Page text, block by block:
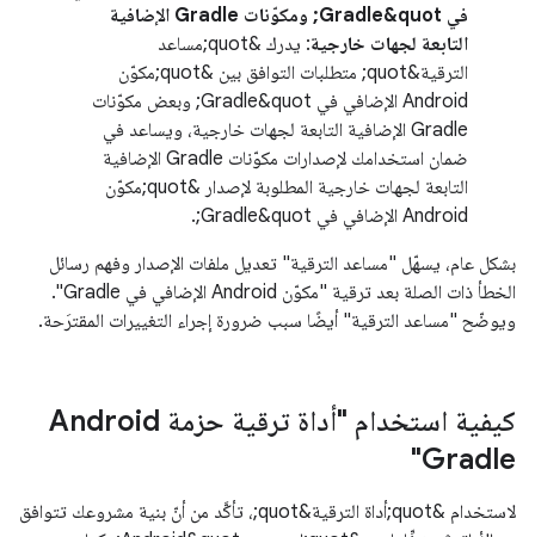
في Gradle&quot; ومكوّنات Gradle الإضافية
التابعة لجهات خارجية
: يدرك &quot;مساعد
الترقية&quot; متطلبات التوافق بين &quot;مكوّن
Android الإضافي في Gradle&quot; وبعض مكوّنات
Gradle الإضافية التابعة لجهات خارجية، ويساعد في
ضمان استخدامك لإصدارات مكوّنات Gradle الإضافية
التابعة لجهات خارجية المطلوبة لإصدار &quot;مكوّن
Android الإضافي في Gradle&quot;.
بشكل عام، يسهّل "مساعد الترقية" تعديل ملفات الإصدار وفهم رسائل
الخطأ ذات الصلة بعد ترقية "مكوّن Android الإضافي في Gradle".
ويوضّح "مساعد الترقية" أيضًا سبب ضرورة إجراء التغييرات المقترَحة.
كيفية استخدام "أداة ترقية حزمة Android
Gradle"
لاستخدام &quot;أداة الترقية&quot;، تأكَّد من أنّ بنية مشروعك تتوافق